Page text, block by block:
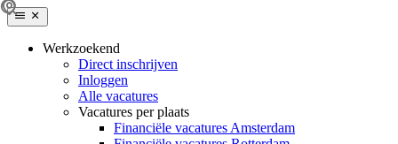
Werkzoekend
Direct inschrijven
Inloggen
Alle vacatures
Vacatures per plaats
Financiële vacatures Amsterdam